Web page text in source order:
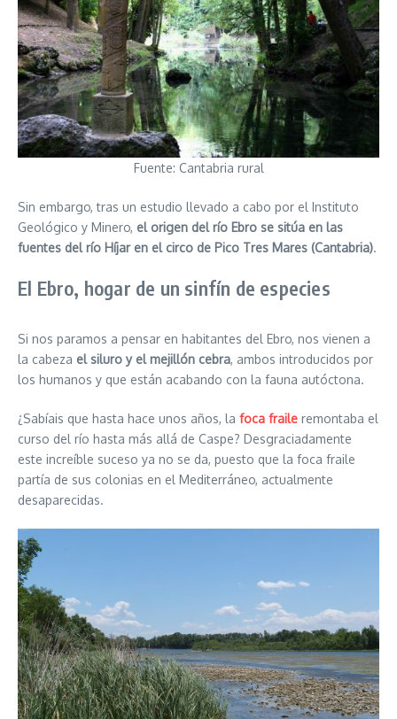
Fuente: Cantabria rural
Sin embargo, tras un estudio llevado a cabo por el Instituto
Geológico y Minero, el origen del río Ebro se sitúa en las
fuentes del río Híjar en el circo de Pico Tres Mares (Cantabria).
El Ebro, hogar de un sinfín de especies
Si nos paramos a pensar en habitantes del Ebro, nos vienen a
la cabeza el siluro y el mejillón cebra, ambos introducidos por
los humanos y que están acabando con la fauna autóctona.
¿Sabíais que hasta hace unos años, la foca fraile remontaba el
curso del río hasta más allá de Caspe? Desgraciadamente
este increíble suceso ya no se da, puesto que la foca fraile
partía de sus colonias en el Mediterráneo, actualmente
desaparecidas.